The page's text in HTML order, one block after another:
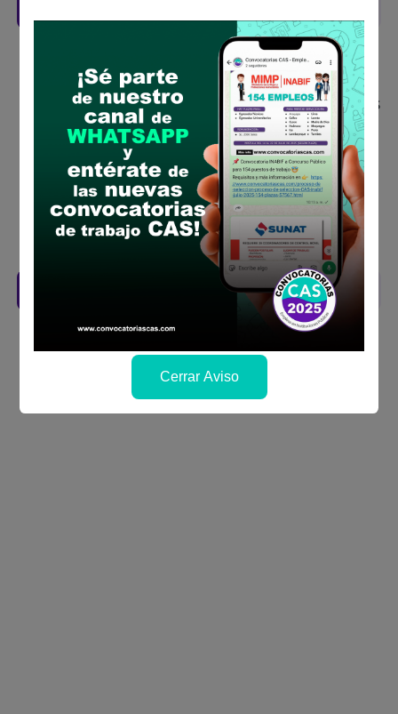
Descarga y revisa a detalle las bases del
concurso público
Antes de postular, verifica si cumples con los
requisitos para el puesto
Prepara tu documentación y presentalo en
la fechas y por los medios que indica las
bases
Revisar el cronograma para conocer cuando
se publicará los resultados
Descarga aquí las Bases
Cerrar Aviso